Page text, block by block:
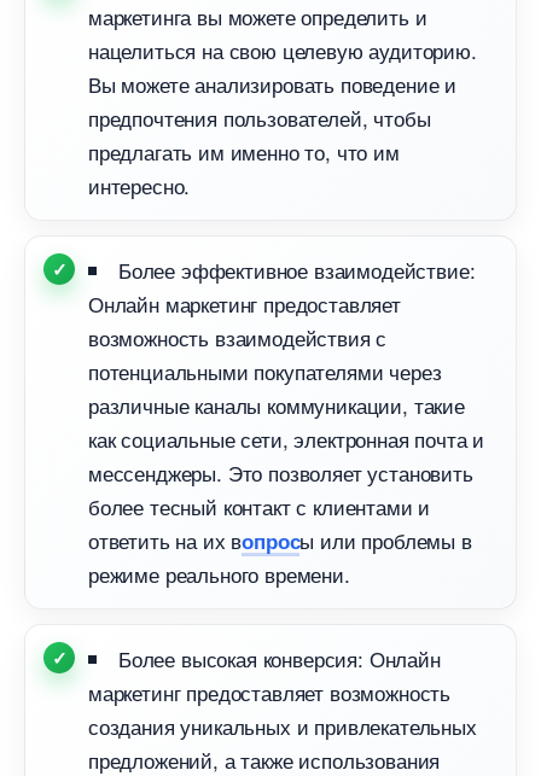
маркетинга вы можете определить и
нацелиться на свою целевую аудиторию.
ы можете анализировать поведение и
предпочтения пользователей, чтобы
предлагать им именно то, что им
интересно.
Более эффективное взаимодействие:
Онлайн маркетинг предоставляет
озможность взаимодействия с
потенциальными покупателями через
различные каналы коммуникации, такие
как социальные сети, электронная почта и
мессенджеры. Это позволяет установить
олее тесный контакт с клиентами и
ответить на ихопросы или проблемы
режиме реального времени.
Более высокая конверсия: Онлайн
маркетинг предоставляет возможность
создания уникальных и привлекательных
предложений, а также использования